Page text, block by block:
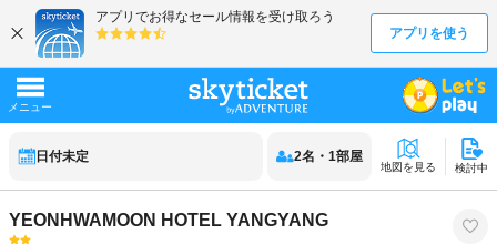
日付未定 2名 ・ 1部屋
地図を見る 検討中
YEONHWAMOON HOTEL YANGYANG